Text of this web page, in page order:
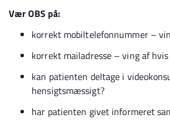
Vær OBS på:
korrekt mobiltelefonnummer –
korrekt mailadresse – ving af
kan patienten deltage i
hensigtsmæssigt?
har patienten givet informeret